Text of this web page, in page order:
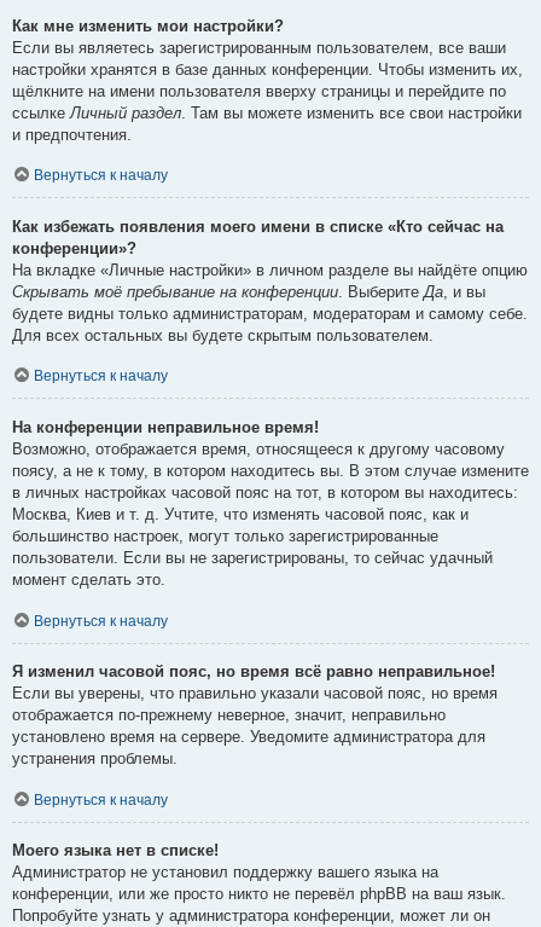
Как мне изменить мои настройки?
Если вы являетесь зарегистрированным пользователем, все ваши
настройки хранятся в базе данных конференции. Чтобы изменить их,
щёлкните на имени пользователя вверху страницы и перейдите по
ссылке Личный раздел . Там вы можете изменить все свои настройки
и предпочтения.
Вернуться к началу
Как избежать появления моего имени в списке «Кто сейчас на
конференции»?
На вкладке «Личные настройки» в личном разделе вы найдёте опцию
Скрывать моё пребывание на конференции . Выберите Да , и вы
будете видны только администраторам, модераторам и самому себе.
Для всех остальных вы будете скрытым пользователем.
Вернуться к началу
На конференции неправильное время!
Возможно, отображается время, относящееся к другому часовому
поясу, а не к тому, в котором находитесь вы. В этом случае измените
в личных настройках часовой пояс на тот, в котором вы находитесь:
Москва, Киев и т. д. Учтите, что изменять часовой пояс, как и
большинство настроек, могут только зарегистрированные
пользователи. Если вы не зарегистрированы, то сейчас удачный
момент сделать это.
Вернуться к началу
Я изменил часовой пояс, но время всё равно неправильное!
Если вы уверены, что правильно указали часовой пояс, но время
отображается по-прежнему неверное, значит, неправильно
установлено время на сервере. Уведомите администратора для
устранения проблемы.
Вернуться к началу
Моего языка нет в списке!
Администратор не установил поддержку вашего языка на
конференции, или же просто никто не перевёл phpBB на ваш язык.
Попробуйте узнать у администратора конференции, может ли он